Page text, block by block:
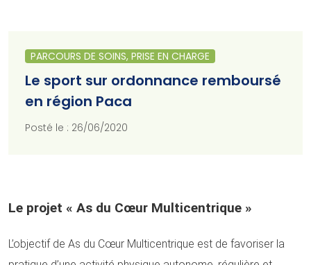
PARCOURS DE SOINS, PRISE EN CHARGE
Le sport sur ordonnance remboursé
en région Paca
Posté le : 26/06/2020
Le projet « As du Cœur Multicentrique »
L’objectif de As du Cœur Multicentrique est de favoriser la